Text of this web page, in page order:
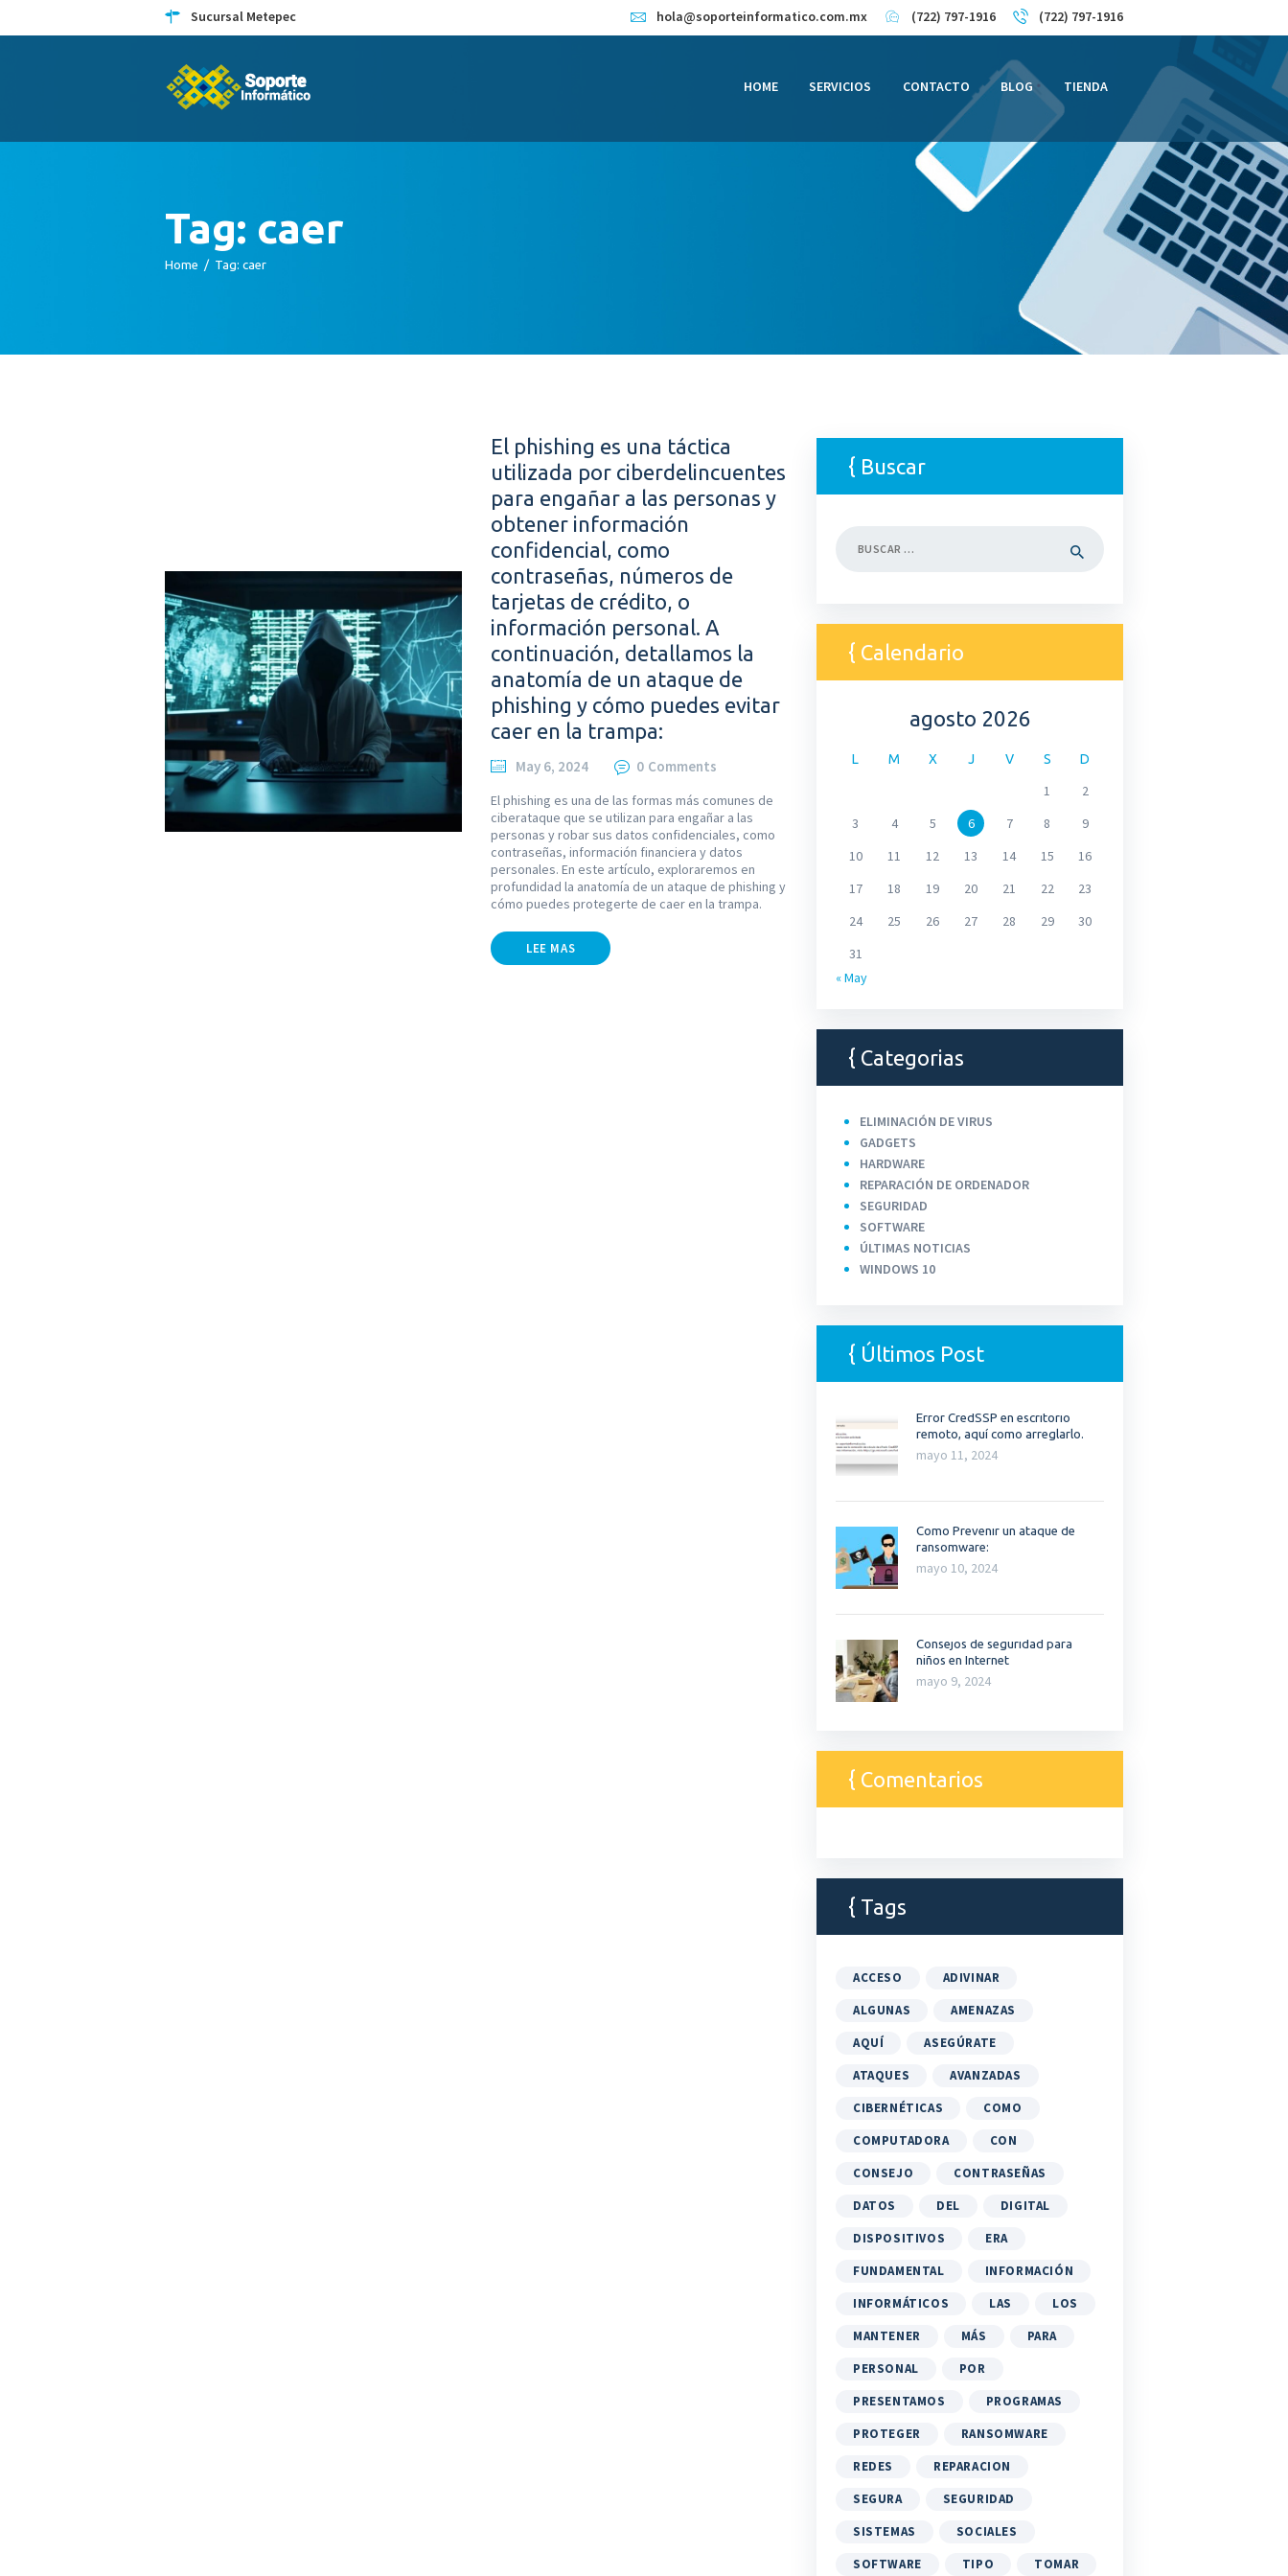
Sucursal Metepec hola@soporteinformatico.com.mx (722) 797-1916 (722) 797-1916
HOME SERVICIOS CONTACTO BLOG TIENDA
Tag: caer
Home Tag: caer
El phishing es una táctica
utilizada por ciberdelincuentes
para engañar a las personas y
obtener información
confidencial, como
contraseñas, números de
tarjetas de crédito, o
información personal. A
continuación, detallamos la
anatomía de un ataque de
phishing y cómo puedes evitar
caer en la trampa:
May 6, 2024 0 Comments
El phishing es una de las formas más comunes de
ciberataque que se utilizan para engañar a las
personas y robar sus datos confidenciales, como
contraseñas, información financiera y datos
personales. En este artículo, exploraremos en
profundidad la anatomía de un ataque de phishing y
cómo puedes protegerte de caer en la trampa.
LEE MAS
Buscar
Calendario
agosto 2026
L M X J V S D
1
2
3
4 5 6 7 8
9
10
11 12 13 14 15
16
17
18 19 20 21 22
23
24
25 26 27 28 29
30
31
« May
Categorias
ELIMINACIÓN DE VIRUS
GADGETS
HARDWARE
REPARACIÓN DE ORDENADOR
SEGURIDAD
SOFTWARE
ÚLTIMAS NOTICIAS
WINDOWS 10
Últimos Post
Error CredSSP en escritorio
remoto, aquí como arreglarlo.
mayo 11, 2024
Como Prevenir un ataque de
ransomware:
mayo 10, 2024
Consejos de seguridad para
niños en Internet
mayo 9, 2024
Comentarios
Tags
ACCESO
ADIVINAR
ALGUNAS
AMENAZAS
AQUÍ
ASEGÚRATE
ATAQUES
AVANZADAS
CIBERNÉTICAS
COMO
COMPUTADORA
CON
CONSEJO
CONTRASEÑAS
DATOS
DEL
DIGITAL
DISPOSITIVOS
ERA
FUNDAMENTAL
INFORMACIÓN
INFORMÁTICOS
LAS
LOS
MANTENER
MÁS
PARA
PERSONAL
POR
PRESENTAMOS
PROGRAMAS
PROTEGER
RANSOMWARE
REDES
REPARACION
SEGURA
SEGURIDAD
SISTEMAS
SOCIALES
SOFTWARE
TIPO TOMAR